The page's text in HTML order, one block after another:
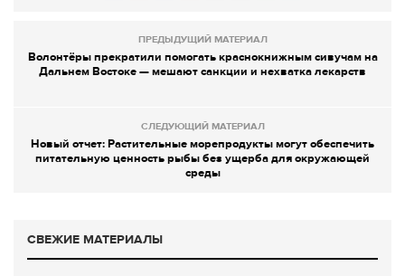
ПРЕДЫДУЩИЙ МАТЕРИАЛ
Волонтёры прекратили помогать краснокнижным сивучам на
Дальнем Востоке — мешают санкции и нехватка лекарств
СЛЕДУЮЩИЙ МАТЕРИАЛ
Новый отчет: Растительные морепродукты могут обеспечить
питательную ценность рыбы без ущерба для окружающей
среды
СВЕЖИЕ МАТЕРИАЛЫ